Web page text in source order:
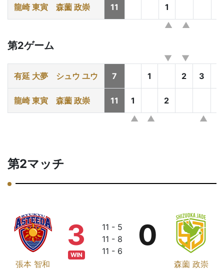
龍崎 東寅 森薗 政崇 11 1
第2ゲーム
有延 大夢 シュウ ユウ 7 1 2 3
龍崎 東寅 森薗 政崇 11 1 2
第2マッチ
張本 智和
3
WIN
11 - 5
11 - 8
11 - 6
森薗 政崇
0